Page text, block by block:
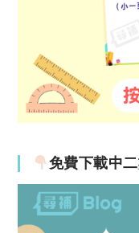
免費下載中